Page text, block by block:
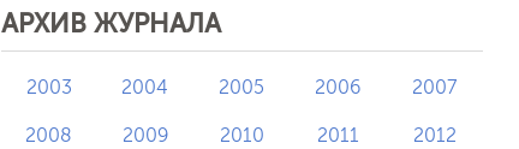
АРХИВ ЖУРНАЛА
2003 2004 2005 2006 2007
2008 2009 2010 2011 2012